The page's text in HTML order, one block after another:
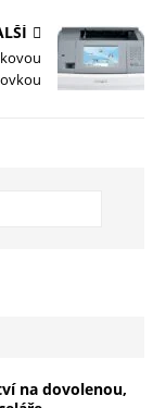
na dovolenou,